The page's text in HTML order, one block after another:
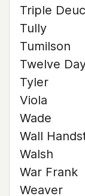
Triple
Tully
Tumilson
Twelve
Tyler
Viola
Wade
Wall
Walsh
War Frank
Weaver